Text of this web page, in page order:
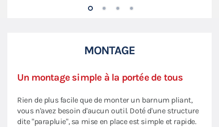
MONTAGE
Un montage simple à la portée de tous
Rien de plus facile que de monter un barnum pliant,
vous n'avez besoin d'aucun outil. Doté d'une structure
dite "parapluie", sa mise en place est simple et rapide.